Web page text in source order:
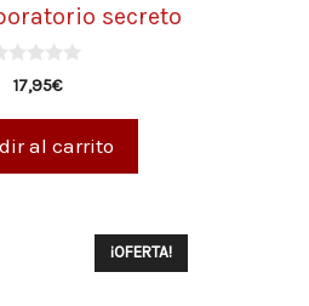
secreto
17,95€
al carrito
¡OFERTA!